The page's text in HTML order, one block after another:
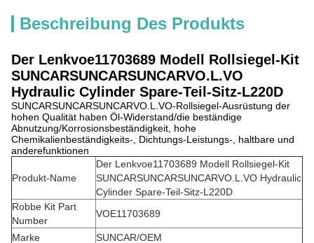
Beschreibung Des Produkts
Der Lenkvoe11703689 Modell Rollsiegel-Kit
SUNCARSUNCARSUNCARVO.L.VO
Hydraulic Cylinder Spare-Teil-Sitz-L220D
SUNCARSUNCARSUNCARVO.L.VO-Rollsiegel-Ausrüstung der
hohen Qualität haben Öl-Widerstand/die beständige
Abnutzung/Korrosionsbeständigkeit, hohe
Chemikalienbeständigkeits-, Dichtungs-Leistungs-, haltbare und
anderefunktionen
Produkt-Name
Der Lenkvoe11703689 Modell Rollsiegel-Kit
SUNCARSUNCARSUNCARVO.L.VO Hydraulic
Cylinder Spare-Teil-Sitz-L220D
Robbe Kit Part
Number
VOE11703689
Marke
SUNCAR/OEM